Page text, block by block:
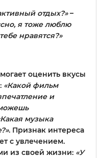
отдых?»–
я тоже люблю
нравятся?»
оценить вкусы
«Какой фильм
и
музыка
. Признак интереса
с увлечением.
из своей жизни: «У